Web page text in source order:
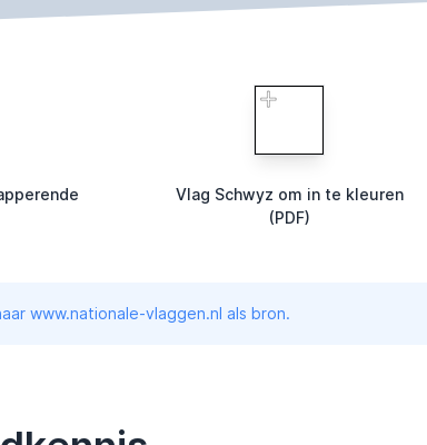
Vlag Schwyz om in te kleuren
(PDF)
www.nationale-vlaggen.nl als bron.